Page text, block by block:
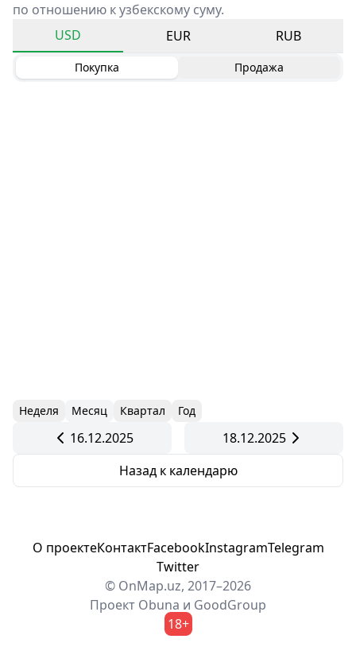
по отношению к узбекскому суму.
USD
EUR RUB
Покупка Продажа
Неделя Месяц Квартал Год
16.12.2025
18.12.2025
Назад к календарю
О проектеКонтактFacebookInstagramTelegram
Twitter
© OnMap.uz, 2017–2026
Проект Obuna и GoodGroup
18+